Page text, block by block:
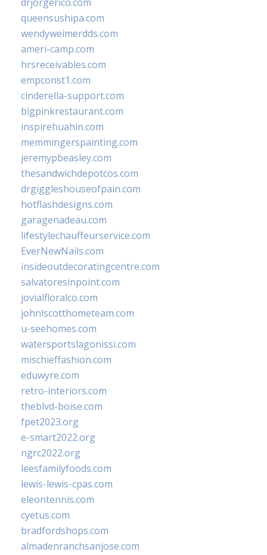
queensushipa.com
wendyweimerdds.com
ameri-camp.com
hrsreceivables.com
empconst1.com
cinderella-support.com
bigpinkrestaurant.com
inspirehuahin.com
memmingerspainting.com
jeremypbeasley.com
thesandwichdepotcos.com
drgiggleshouseofpain.com
hotflashdesigns.com
garagenadeau.com
lifestylechauffeurservice.com
EverNewNails.com
insideoutdecoratingcentre.com
salvatoresinpoint.com
jovialfloralco.com
johnlscotthometeam.com
u-seehomes.com
watersportslagonissi.com
mischieffashion.com
eduwyre.com
retro-interiors.com
theblvd-boise.com
fpet2023.org
e-smart2022.org
ngrc2022.org
leesfamilyfoods.com
lewis-lewis-cpas.com
eleontennis.com
cyetus.com
bradfordshops.com
almadenranchsanjose.com